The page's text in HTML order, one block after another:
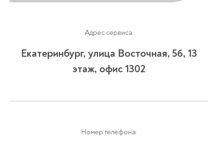
Адрес сервиса:
Екатеринбург, улица Восточная, 56, 13
этаж, офис 1302
Номер телефона: